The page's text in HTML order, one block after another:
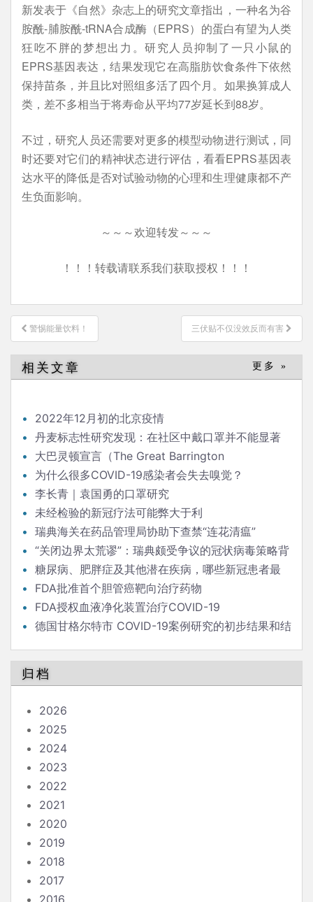
新发表于《自然》杂志上的研究文章指出，一种名为谷
胺酰-脯胺酰-tRNA合成酶（EPRS）的蛋白有望为人类
狂吃不胖的梦想出力。研究人员抑制了一只小鼠的
EPRS基因表达，结果发现它在高脂肪饮食条件下依然
保持苗条，并且比对照组多活了四个月。如果换算成人
类，差不多相当于将寿命从平均77岁延长到88岁。
不过，研究人员还需要对更多的模型动物进行测试，同
时还要对它们的精神状态进行评估，看看EPRS基因表
达水平的降低是否对试验动物的心理和生理健康都不产
生负面影响。
～～～欢迎转发～～～
！！！转载请联系我们获取授权！！！
文
章
导
航
警惕能量饮料！ 三伏贴不仅没效反而有害
相关文章 更多 »
2022年12月初的北京疫情
丹麦标志性研究发现：在社区中戴口罩并不能显著
降低（新冠）感染率
大巴灵顿宣言（The Great Barrington
Declaration）
为什么很多COVID-19感染者会失去嗅觉？
李长青｜袁国勇的口罩研究
未经检验的新冠疗法可能弊大于利
瑞典海关在药品管理局协助下查禁“连花清瘟”
“关闭边界太荒谬”：瑞典颇受争议的冠状病毒策略背
后的流行病学家
糖尿病、肥胖症及其他潜在疾病，哪些新冠患者最
危险？
FDA批准首个胆管癌靶向治疗药物
FDA授权血液净化装置治疗COVID-19
德国甘格尔特市 COVID-19案例研究的初步结果和结
归档
2026
2025
2024
2023
2022
2021
2020
2019
2018
2017
2016